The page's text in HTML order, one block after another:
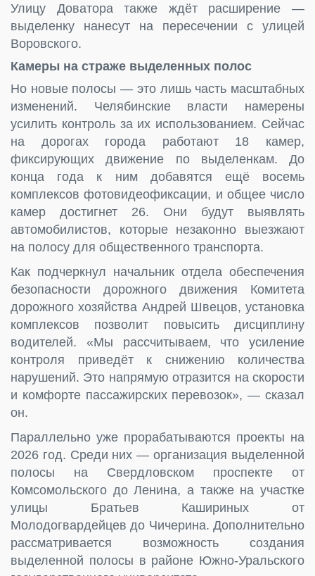
Улицу Доватора также ждёт расширение —
выделенку нанесут на пересечении с улицей
Воровского.
Камеры на страже выделенных полос
Но новые полосы — это лишь часть масштабных
изменений. Челябинские власти намерены
усилить контроль за их использованием. Сейчас
на дорогах города работают 18 камер,
фиксирующих движение по выделенкам. До
конца года к ним добавятся ещё восемь
комплексов фотовидеофиксации, и общее число
камер достигнет 26. Они будут выявлять
автомобилистов, которые незаконно выезжают
на полосу для общественного транспорта.
Как подчеркнул начальник отдела обеспечения
безопасности дорожного движения Комитета
дорожного хозяйства Андрей Швецов, установка
комплексов позволит повысить дисциплину
водителей. «Мы рассчитываем, что усиление
контроля приведёт к снижению количества
нарушений. Это напрямую отразится на скорости
и комфорте пассажирских перевозок», — сказал
он.
Параллельно уже прорабатываются проекты на
2026 год. Среди них — организация выделенной
полосы на Свердловском проспекте от
Комсомольского до Ленина, а также на участке
улицы Братьев Кашириных от
Молодогвардейцев до Чичерина. Дополнительно
рассматривается возможность создания
выделенной полосы в районе Южно-Уральского